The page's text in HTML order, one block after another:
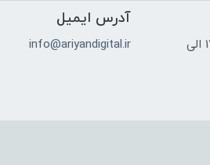
از 9 الی 14 و 17 الی
آدرس ایمیل
info@ariyandigital.ir